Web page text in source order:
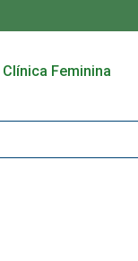
Clínica Feminina